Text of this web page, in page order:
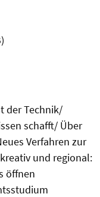
der Technik/
schafft/ Über
Verfahren zur
und regional:
öffnen